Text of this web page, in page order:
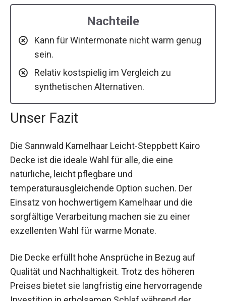
Nachteile
Kann für Wintermonate nicht warm genug
sein.
Relativ kostspielig im Vergleich zu
synthetischen Alternativen.
Unser Fazit
Die Sannwald Kamelhaar Leicht-Steppbett Kairo
Decke ist die ideale Wahl für alle, die eine
natürliche, leicht pflegbare und
temperaturausgleichende Option suchen. Der
Einsatz von hochwertigem Kamelhaar und die
sorgfältige Verarbeitung machen sie zu einer
exzellenten Wahl für warme Monate.
Die Decke erfüllt hohe Ansprüche in Bezug auf
Qualität und Nachhaltigkeit. Trotz des höheren
Preises bietet sie langfristig eine hervorragende